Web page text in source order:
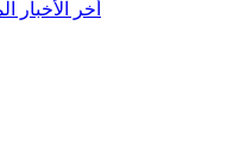
أخر الأخبار